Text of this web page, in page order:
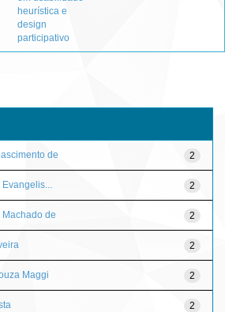
heurística e
design
participativo
2
de
2
2
de
2
2
Maggi
2